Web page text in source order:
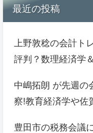
最近の投稿
上野敦稔の会計ト
評判？数理経済学
中嶋拓朗 が先週の
察!教育経済学や佐
豊田市の税務会議